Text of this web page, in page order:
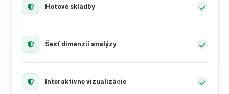
Hotové skladby
Šesť dimenzií analýzy
Interaktívne vizualizácie